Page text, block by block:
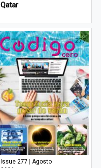
Qatar
Issue 277 | Agosto